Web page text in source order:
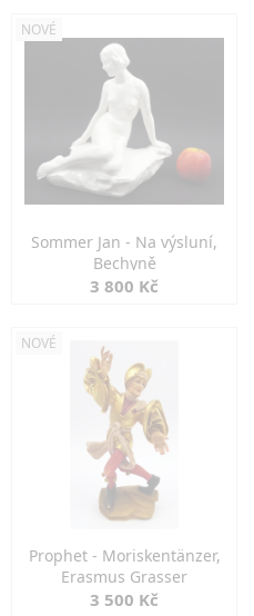
NOVÉ
Sommer Jan - Na výsluní,
Bechyně
3 800 Kč
NOVÉ
Prophet - Moriskentänzer,
Erasmus Grasser
3 500 Kč